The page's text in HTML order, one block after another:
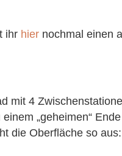
ihr hier nochmal einen
mit 4
„geheimen“
die Oberfläche so aus: